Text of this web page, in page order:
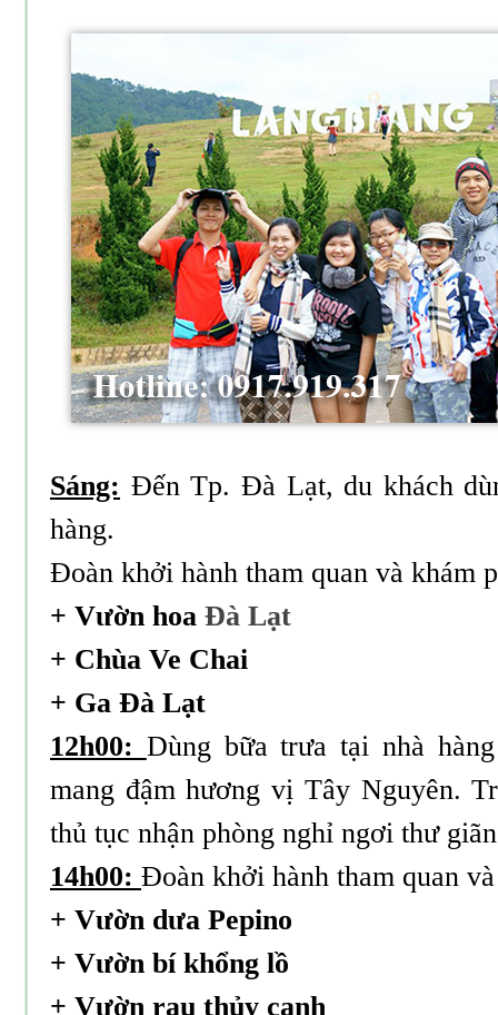
Sáng: Đến Tp. Đà Lạt, du khách
hàng.
Đoàn khởi hành tham quan và khám
+ Vườn hoa Đà Lạt
+ Chùa Ve Chai
+ Ga Đà Lạt
12h00: Dùng bữa trưa tại nhà
mang đậm hương vị Tây Nguyên.
thủ tục nhận phòng nghỉ ngơi thư
14h00: Đoàn khởi hành tham quan
+ Vườn dưa Pepino
+ Vườn bí khổng lồ
+ Vườn rau thủy canh